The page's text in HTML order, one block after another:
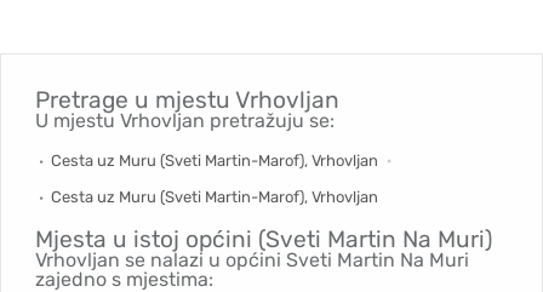
Pretrage u mjestu Vrhovljan
U mjestu Vrhovljan pretražuju se:
Cesta uz Muru (Sveti Martin-Marof), Vrhovljan
Cesta uz Muru (Sveti Martin-Marof), Vrhovljan
Mjesta u istoj općini (Sveti Martin Na Muri)
Vrhovljan se nalazi u općini Sveti Martin Na Muri
zajedno s mjestima: